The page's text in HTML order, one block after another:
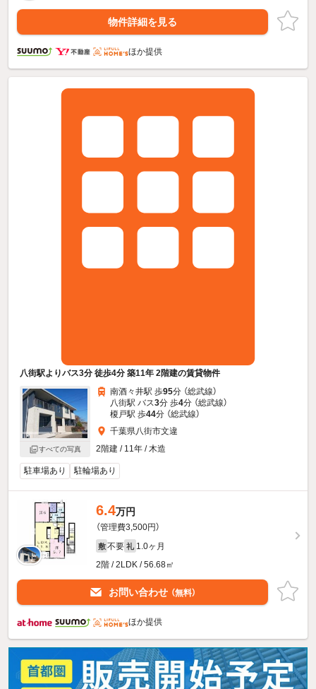
物件詳細を見る
ほか提供
八街駅よりバス3分 徒歩4分 築11年 2階建の賃貸物件
すべての写真
南酒々井駅 歩95分 （総武線）
八街駅 バス3分 歩4分 （総武線）
榎戸駅 歩44分 （総武線）
千葉県八街市文違
2階建 / 11年 / 木造
駐車場あり 駐輪場あり
6.4万円
（管理費3,500円）
敷 不要 礼 1.0ヶ月
2階 / 2LDK / 56.68㎡
お問い合わせ （無料）
ほか提供